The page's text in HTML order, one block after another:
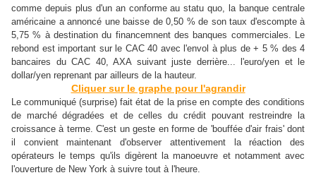
comme depuis plus d'un an conforme au statu quo, la banque centrale
américaine a annoncé une baisse de 0,50 % de son taux d'escompte à
5,75 % à destination du financemnent des banques commerciales. Le
rebond est important sur le CAC 40 avec l'envol à plus de + 5 % des 4
bancaires du CAC 40, AXA suivant juste derrière... l'euro/yen et le
dollar/yen reprenant par ailleurs de la hauteur.
Cliquer sur le graphe pour l'agrandir
Le communiqué (surprise) fait état de la prise en compte des conditions
de marché dégradées et de celles du crédit pouvant restreindre la
croissance à terme. C'est un geste en forme de 'bouffée d'air frais' dont
il convient maintenant d'observer attentivement la réaction des
opérateurs le temps qu'ils digèrent la manoeuvre et notamment avec
l'ouverture de New York à suivre tout à l'heure.